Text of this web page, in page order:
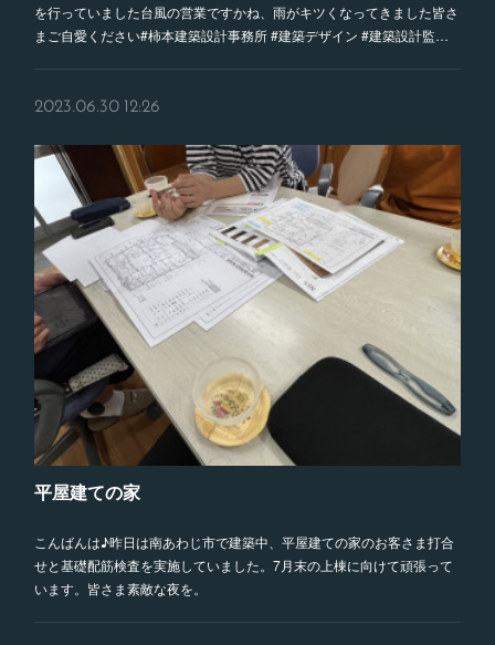
を行っていました台風の営業ですかね、雨がキツくなってきました皆さ
まご自愛ください#柿本建築設計事務所 #建築デザイン #建築設計監…
2023.06.30 12:26
平屋建ての家
こんばんは♪昨日は南あわじ市で建築中、平屋建ての家のお客さま打合
せと基礎配筋検査を実施していました。7月末の上棟に向けて頑張って
います。皆さま素敵な夜を。